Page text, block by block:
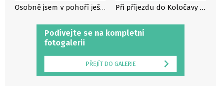
Podívejte se na kompletní
fotogalerii
PŘEJÍT DO GALERIE
Osobně jsem v pohoří ještě netrekoval, ale už na první pohled bych řekl, že to musí být skvělé a málo probádané místo turisty. Jen prý pozor na medvědy. Při příjezdu do Koločavy nelze minout četnickou stanici, která byla založena v roce 1921.